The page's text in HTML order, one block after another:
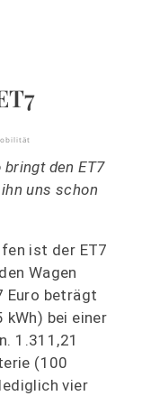
den ET7
uns schon
ist der ET7
Wagen
Euro beträgt
kWh) bei einer
1.311,21
(100
vier